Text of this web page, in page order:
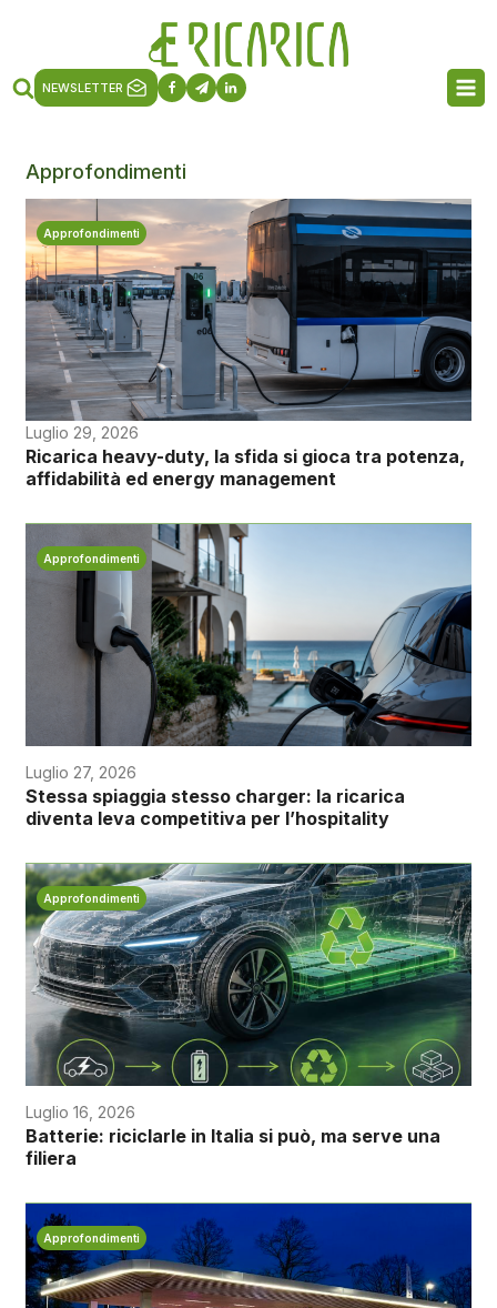
NEWSLETTER
Approfondimenti
Approfondimenti
Luglio 29, 2026
Ricarica heavy-duty, la sfida si gioca tra potenza,
affidabilità ed energy management
Approfondimenti
Luglio 27, 2026
Stessa spiaggia stesso charger: la ricarica
diventa leva competitiva per l’hospitality
Approfondimenti
Luglio 16, 2026
Batterie: riciclarle in Italia si può, ma serve una
filiera
Approfondimenti